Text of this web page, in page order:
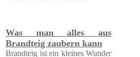
Was man alles aus
Brandteig zaubern kann
Brandteig ist ein kleines Wunder